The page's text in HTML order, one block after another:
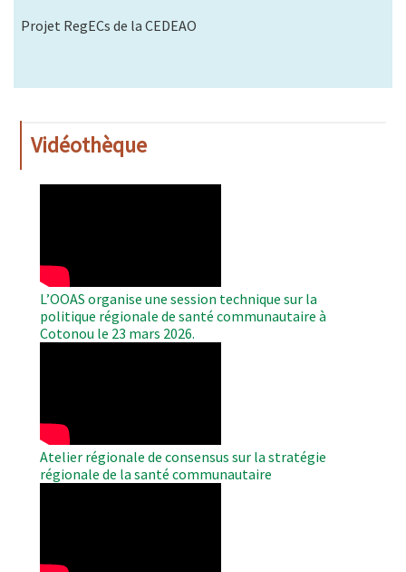
Projet RegECs de la CEDEAO
Vidéothèque
L’OOAS organise une session technique sur la
politique régionale de santé communautaire à
Cotonou le 23 mars 2026.
Atelier régionale de consensus sur la stratégie
régionale de la santé communautaire